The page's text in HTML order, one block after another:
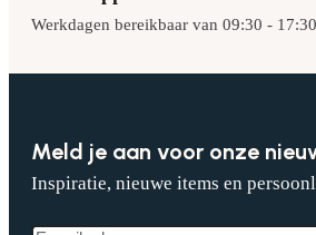
Werkdagen bereikbaar van 09:30 - 17:30
Meld je aan voor onze
Inspiratie, nieuwe items en